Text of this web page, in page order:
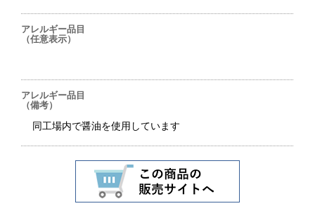
アレルギー品目
（任意表示）
アレルギー品目
（備考）
同工場内で醤油を使用しています